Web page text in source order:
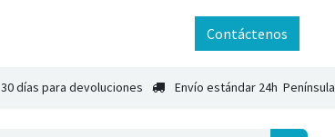
Contáctenos
30 días para devoluciones Envío estándar 24h Península